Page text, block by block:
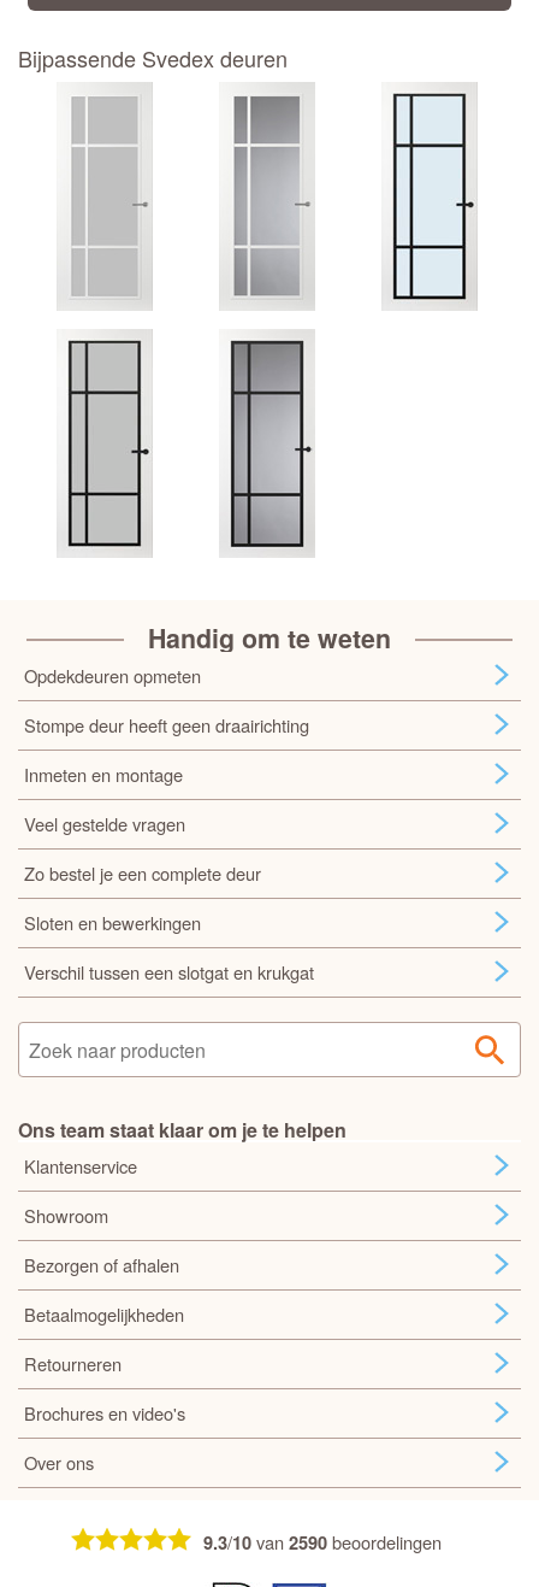
Bijpassende Svedex deuren
Handig om te weten
Opdekdeuren opmeten
Stompe deur heeft geen draairichting
Inmeten en montage
Veel gestelde vragen
Zo bestel je een complete deur
Sloten en bewerkingen
Verschil tussen een slotgat en krukgat
Ons team staat klaar om je te helpen
Klantenservice
Showroom
Bezorgen of afhalen
Betaalmogelijkheden
Retourneren
Brochures en video's
Over ons
9.3/10van2590beoordelingen